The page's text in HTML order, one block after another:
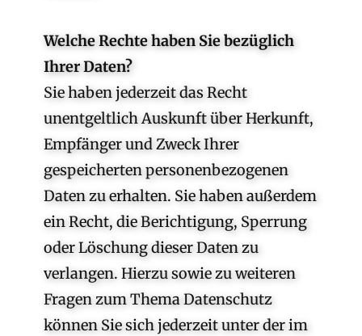
Welche Rechte haben Sie bezüglich
Ihrer Daten?
Sie haben jederzeit das Recht
unentgeltlich Auskunft über Herkunft,
Empfänger und Zweck Ihrer
gespeicherten personenbezogenen
Daten zu erhalten. Sie haben außerdem
ein Recht, die Berichtigung, Sperrung
oder Löschung dieser Daten zu
verlangen. Hierzu sowie zu weiteren
Fragen zum Thema Datenschutz
können Sie sich jederzeit unter der im